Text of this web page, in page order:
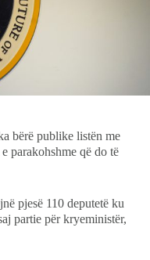
bërë publike listën me
parakohshme që do të
pjesë 110 deputetë ku
partie për kryeministër,